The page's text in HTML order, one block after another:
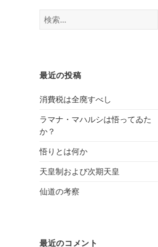
検
索:
最近の投稿
消費税は全廃すべし
ラマナ・マハルシは悟ってゐた
か？
悟りとは何か
天皇制および次期天皇
仙道の考察
最近のコメント